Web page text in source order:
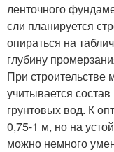
ленточного
сли планируется
опираться на
глубину
При строительстве
учитывается
грунтовых вод. К
0,75-1 м, но на
можно немного